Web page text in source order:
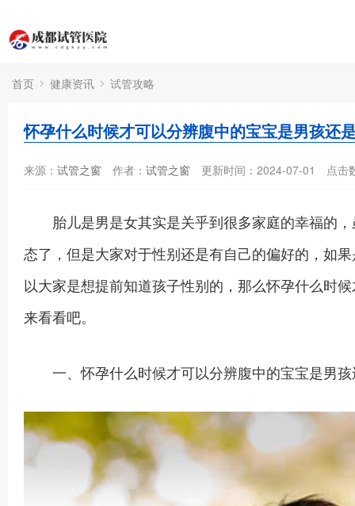
首页 健康资讯 试管攻略
怀孕什么时候才可以分辨腹中的宝宝是男孩还
来源： 试管之窗 作者： 试管之窗 更新时间：2024-07-01 点击
胎儿是男是女其实是关乎到很多家庭的幸福的，
态了，但是大家对于性别还是有自己的偏好的，如
以大家是想提前知道孩子性别的，那么怀孕什么时
来看看吧。
一、怀孕什么时候才可以分辨腹中的宝宝是男孩